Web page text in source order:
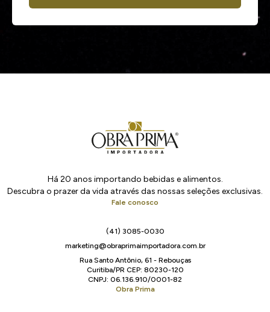
Há 20 anos importando bebidas e alimentos.
Descubra o prazer da vida através das nossas seleções exclusivas.
Fale conosco
(41) 3085-0030
marketing@obraprimaimportadora.com.br
Rua Santo Antônio, 61 - Rebouças
Curitiba/PR CEP: 80230-120
CNPJ: 06.136.910/0001-82
Obra Prima